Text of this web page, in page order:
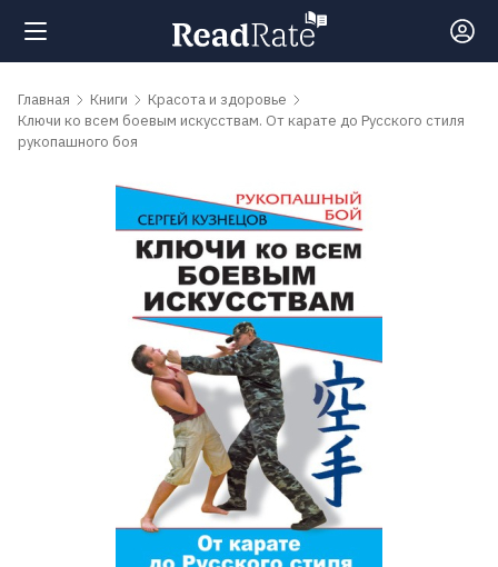
Поиск
обсуждаемые
Главная Книги
Красота и здоровье
Ключи ко всем боевым искусствам. От карате до Русского стиля
рукопашного боя